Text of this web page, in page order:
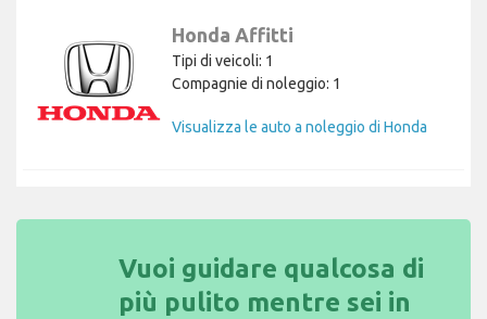
Honda Affitti
Tipi di veicoli: 1
Compagnie di noleggio: 1
Visualizza le auto a noleggio di Honda
Vuoi guidare qualcosa di
più pulito mentre sei in